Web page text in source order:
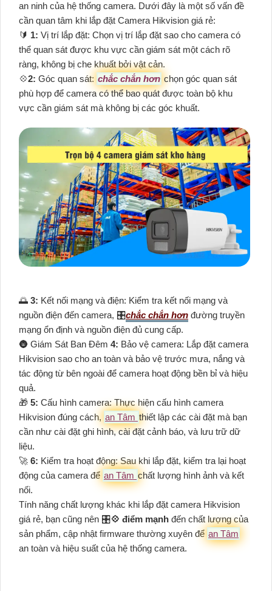
an ninh của hệ thống camera. Dưới đây là một số vấn đề
cần quan tâm khi lắp đặt Camera Hikvision giá rẻ:
🔰 1: Vị trí lắp đặt: Chọn vị trí lắp đặt sao cho camera có
thể quan sát được khu vực cần giám sát một cách rõ
ràng, không bị che khuất bởi vật cản.
💠2: Góc quan sát: chắc chắn hơn chọn góc quan sát
phù hợp để camera có thể bao quát được toàn bộ khu
vực cần giám sát mà không bị các góc khuất.
🌅 3: Kết nối mạng và điện: Kiểm tra kết nối mạng và
nguồn điện đến camera, 🎛chắc chắn hơn đường truyền
mạng ổn định và nguồn điện đủ cung cấp.
🌚 Giám Sát Ban Đêm 4: Bảo vệ camera: Lắp đặt camera
Hikvision sao cho an toàn và bảo vệ trước mưa, nắng và
tác động từ bên ngoài để camera hoạt động bền bỉ và hiệu
quả.
🎁 5: Cấu hình camera: Thực hiện cấu hình camera
Hikvision đúng cách, an Tâm thiết lập các cài đặt mà bạn
cần như cài đặt ghi hình, cài đặt cảnh báo, và lưu trữ dữ
liệu.
️🚀 6: Kiểm tra hoạt động: Sau khi lắp đặt, kiểm tra lại hoạt
động của camera để an Tâm chất lượng hình ảnh và kết
nối.
Tính năng chất lượng khác khi lắp đặt camera Hikvision
giá rẻ, bạn cũng nên 🎛💠 điểm mạnh đến chất lượng của
sản phẩm, cập nhật firmware thường xuyên để an Tâm
an toàn và hiệu suất của hệ thống camera.